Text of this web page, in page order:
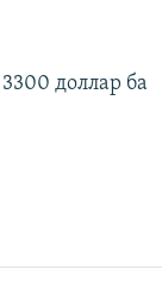
доллар ба